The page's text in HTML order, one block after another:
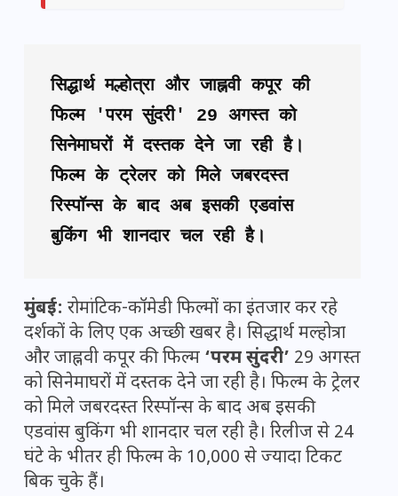
सिद्धार्थ मल्होत्रा और जाह्नवी कपूर की
फिल्म 'परम सुंदरी' 29 अगस्त को
सिनेमाघरों में दस्तक देने जा रही है।
फिल्म के ट्रेलर को मिले जबरदस्त
रिस्पॉन्स के बाद अब इसकी एडवांस
बुकिंग भी शानदार चल रही है।
मुंबई: रोमांटिक-कॉमेडी फिल्मों का इंतजार कर रहे
दर्शकों के लिए एक अच्छी खबर है। सिद्धार्थ मल्होत्रा
और जाह्नवी कपूर की फिल्म ‘परम सुंदरी’ 29 अगस्त
को सिनेमाघरों में दस्तक देने जा रही है। फिल्म के ट्रेलर
को मिले जबरदस्त रिस्पॉन्स के बाद अब इसकी
एडवांस बुकिंग भी शानदार चल रही है। रिलीज से 24
घंटे के भीतर ही फिल्म के 10,000 से ज्यादा टिकट
बिक चुके हैं।